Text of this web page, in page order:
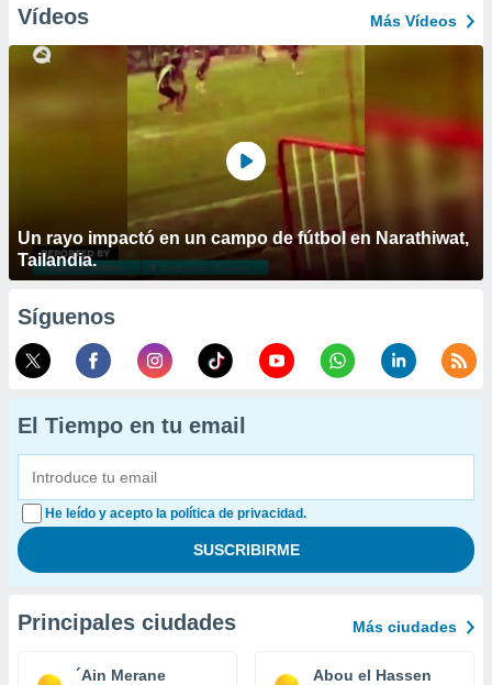
Vídeos Más Vídeos
Un rayo impactó en un campo de fútbol en Narathiwat,
Tailandia.
Síguenos
El Tiempo en tu email
He leído y acepto la política de privacidad.
Principales ciudades Más ciudades
´Ain Merane Abou el Hassen